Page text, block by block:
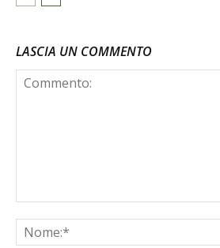
LASCIA UN COMMENTO